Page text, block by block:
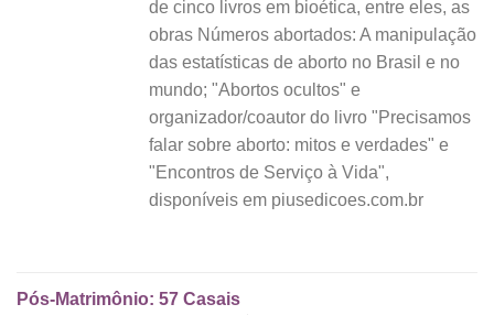
de cinco livros em bioética, entre eles, as
obras Números abortados: A manipulação
das estatísticas de aborto no Brasil e no
mundo; "Abortos ocultos" e
organizador/coautor do livro "Precisamos
falar sobre aborto: mitos e verdades" e
"Encontros de Serviço à Vida",
disponíveis em piusedicoes.com.br
Pós-Matrimônio: 57 Casais